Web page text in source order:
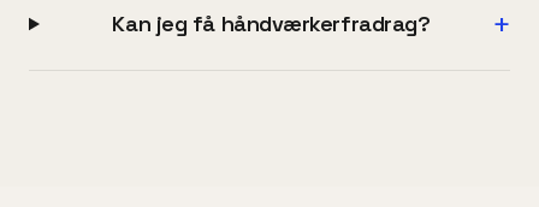
Kan jeg få håndværkerfradrag? +